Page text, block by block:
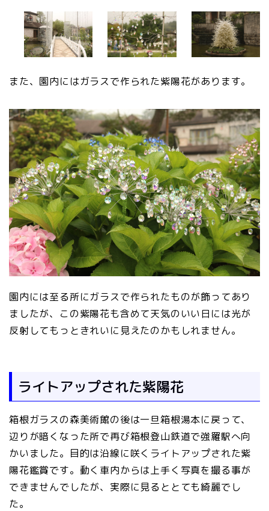
また、園内にはガラスで作られた紫陽花があります。
園内には至る所にガラスで作られたものが飾ってあり
ましたが、この紫陽花も含めて天気のいい日には光が
反射してもっときれいに見えたのかもしれません。
ライトアップされた紫陽花
箱根ガラスの森美術館の後は一旦箱根湯本に戻って、
辺りが暗くなった所で再び箱根登山鉄道で強羅駅へ向
かいました。目的は沿線に咲くライトアップされた紫
陽花鑑賞です。動く車内からは上手く写真を撮る事が
できませんでしたが、実際に見るととても綺麗でし
た。